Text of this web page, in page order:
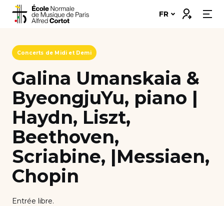
content
Formations ➔
Vie étudiante
Insertion professionnelle
Bourses et financement
FR Connexion
Concerts de Midi et Demi
Galina Umanskaia &
ByeongjuYu, piano |
Haydn, Liszt,
Beethoven,
Scriabine, |Messiaen,
Chopin
Entrée libre.